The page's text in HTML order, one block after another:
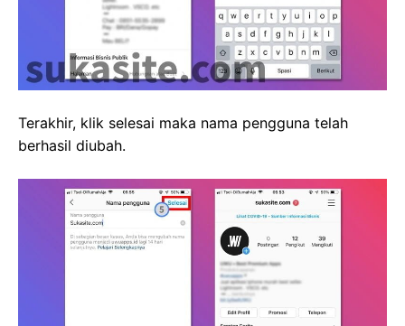
Terakhir, klik selesai maka nama pengguna telah
berhasil diubah.